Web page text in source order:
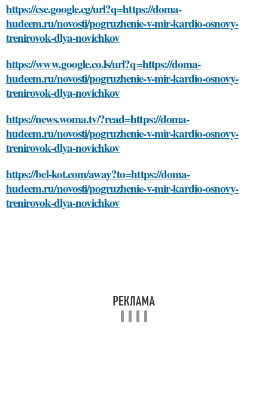
https://cse.google.cg/url?q=https://doma-
hudeem.ru/novosti/pogruzhenie-v-mir-kardio-osnovy-
trenirovok-dlya-novichkov
https://www.google.co.ls/url?q=https://doma-
hudeem.ru/novosti/pogruzhenie-v-mir-kardio-osnovy-
trenirovok-dlya-novichkov
https://news.woma.tv/?read=https://doma-
hudeem.ru/novosti/pogruzhenie-v-mir-kardio-osnovy-
trenirovok-dlya-novichkov
https://bel-kot.com/away?to=https://doma-
hudeem.ru/novosti/pogruzhenie-v-mir-kardio-osnovy-
trenirovok-dlya-novichkov